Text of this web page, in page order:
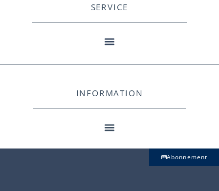
SERVICE
INFORMATION
Abonnement